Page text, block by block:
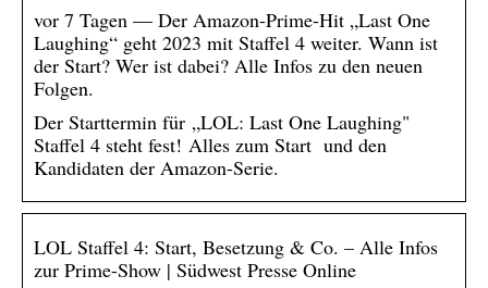
vor 7 Tagen — Der Amazon-Prime-Hit „Last One
Laughing“ geht 2023 mit Staffel 4 weiter. Wann ist
der Start? Wer ist dabei? Alle Infos zu den neuen
Folgen.
Der Starttermin für „LOL: Last One Laughing"
Staffel 4 steht fest! Alles zum Start und den
Kandidaten der Amazon-Serie.
LOL Staffel 4: Start, Besetzung & Co. – Alle Infos
zur Prime-Show | Südwest Presse Online